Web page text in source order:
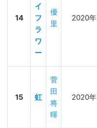
14
イ
フ
ラ
ワ
ー
優
里
2020年
15 虹
菅
田
将
暉
2020年